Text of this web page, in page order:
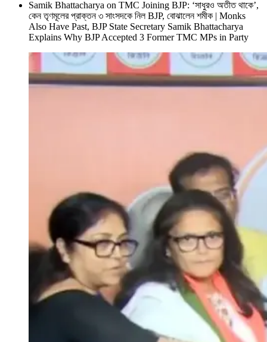
Samik Bhattacharya on TMC Joining BJP: ‘সাধুরও অতীত থাকে’,
কেন তৃণমূলের প্রাক্তন ৩ সাংসদকে নিল BJP, বোঝালেন শমীক | Monks
Also Have Past, BJP State Secretary Samik Bhattacharya
Explains Why BJP Accepted 3 Former TMC MPs in Party